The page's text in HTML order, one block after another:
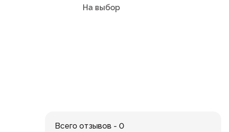
На выбор
Всего отзывов - 0